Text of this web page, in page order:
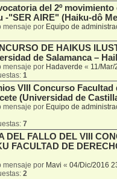
del 2º
-"SER AIRE" (Haiku-dô
mensaje por Equipo de
DE HAIKUS
de Salamanca –
mensaje por Hadaverde « 11/
1
VIII Concurso Facultad
(Universidad de
mensaje por Equipo de
7
DEL FALLO DEL VIII
FACULTAD DE
mensaje por Mavi « 04/Dic/2016
2